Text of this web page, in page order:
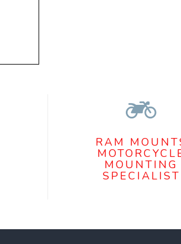
RAM
MOUNTING
SPECIALIST